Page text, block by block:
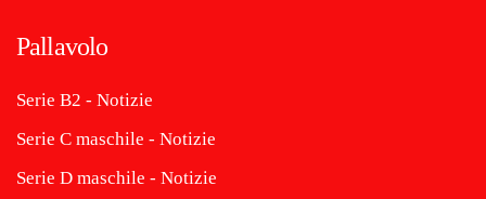
Pallavolo
Serie B2 - Notizie
Serie C maschile - Notizie
Serie D maschile - Notizie